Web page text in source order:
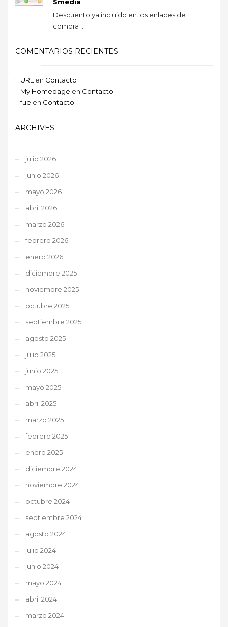
Smedia
Descuento ya incluido en los enlaces de
compra ...
COMENTARIOS RECIENTES
URL en Contacto
My Homepage en Contacto
fue en Contacto
ARCHIVES
julio 2026
junio 2026
mayo 2026
abril 2026
marzo 2026
febrero 2026
enero 2026
diciembre 2025
noviembre 2025
octubre 2025
septiembre 2025
agosto 2025
julio 2025
junio 2025
mayo 2025
abril 2025
marzo 2025
febrero 2025
enero 2025
diciembre 2024
noviembre 2024
octubre 2024
septiembre 2024
agosto 2024
julio 2024
junio 2024
mayo 2024
abril 2024
marzo 2024